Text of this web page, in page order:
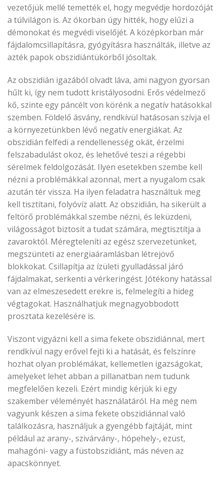
vezetőjük mellé temették el, hogy megvédje hordozóját
a túlvilágon is. Az ókorban úgy hitték, hogy elűzi a
démonokat és megvédi viselőjét. A középkorban már
fájdalomcsillapításra, gyógyításra használták, illetve az
azték papok obszidiántükörből jósoltak.
Az obszidián igazából olvadt láva, ami nagyon gyorsan
hűlt ki, így nem tudott kristályosodni. Erős védelmező
kő, szinte egy páncélt von körénk a negatív hatásokkal
szemben. Földelő ásvány, rendkívül hatásosan szívja el
a környezetünkben lévő negatív energiákat. Az
obszidián felfedi a rendellenesség okát, érzelmi
felszabadulást okoz, és lehetővé teszi a régebbi
sérelmek feldolgozását. Ilyen esetekben szembe kell
nézni a problémákkal azonnal, mert a nyugalom csak
azután tér vissza. Ha ilyen feladatra használtuk meg
kell tisztítani, folyóvíz alatt. Az obszidián, ha sikerült a
feltörő problémákkal szembe nézni, és leküzdeni,
világosságot biztosít a tudat számára, megtisztítja a
zavaroktól. Méregteleníti az egész szervezetünket,
megszünteti az energiaáramlásban létrejövő
blokkokat. Csillapítja az ízületi gyulladással járó
fájdalmakat, serkenti a vérkeringést. Jótékony hatással
van az elmeszesedett erekre is, felmelegíti a hideg
végtagokat. Használhatjuk megnagyobbodott
prosztata kezelésére is.
Viszont vigyázni kell a sima fekete obszidiánnal, mert
rendkívül nagy erővel fejti ki a hatását, és felszínre
hozhat olyan problémákat, kellemetlen igazságokat,
amelyeket lehet abban a pillanatban nem tudunk
megfelelően kezeli. Ezért mindig kérjük ki egy
szakember véleményét használatáról. Ha még nem
vagyunk készen a sima fekete obszidiánnal való
találkozásra, használjuk a gyengébb fajtáját, mint
például az arany-, szivárvány-, hópehely-, ezüst,
mahagóni- vagy a füstobszidiánt, más néven az
apacskönnyet.